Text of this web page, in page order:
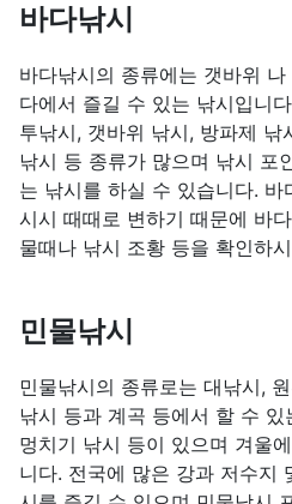
바다낚시
바다낚시의 종류에는 갯바위
다에서 즐길 수 있는 낚시입니
투낚시, 갯바위 낚시, 방파제 낚
낚시 등 종류가 많으며 낚시 포
는 낚시를 하실 수 있습니다.
시시 때때로 변하기 때문에 바
물때나 낚시 조황 등을 확인하
민물낚시
민물낚시의 종류로는 대낚시,
낚시 등과 계곡 등에서 할 수
멍치기 낚시 등이 있으며 겨울
니다. 전국에 많은 강과 저수지